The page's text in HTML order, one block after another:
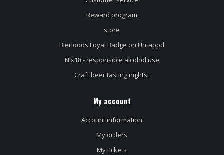
Reward program
store
Bierloods Loyal Badge on Untappd
Nix18 - responsible alcohol use
Craft beer tasting nightst
My account
Account information
My orders
My tickets